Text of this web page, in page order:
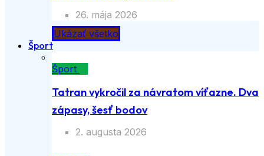
26. mája 2026
Ukázať všetko
Šport
Šport
Tatran vykročil za návratom víťazne. Dva
zápasy, šesť bodov
2. augusta 2026